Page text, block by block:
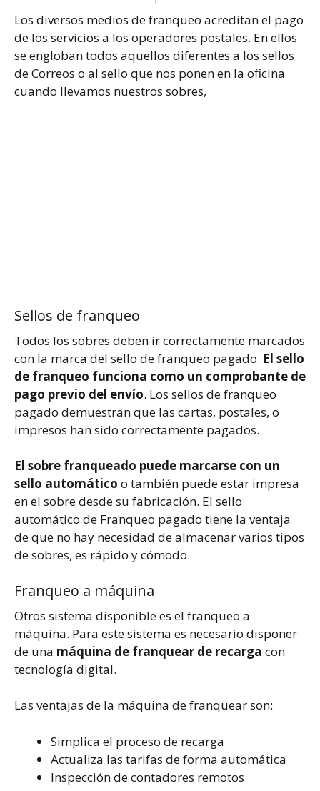
Los diversos medios de franqueo acreditan el pago
de los servicios a los operadores postales. En ellos
se engloban todos aquellos diferentes a los sellos
de Correos o al sello que nos ponen en la oficina
cuando llevamos nuestros sobres,
Sellos de franqueo
Todos los sobres deben ir correctamente marcados
con la marca del sello de franqueo pagado. El sello
de franqueo funciona como un comprobante de
pago previo del envío. Los sellos de franqueo
pagado demuestran que las cartas, postales, o
impresos han sido correctamente pagados.
El sobre franqueado puede marcarse con un
sello automático o también puede estar impresa
en el sobre desde su fabricación. El sello
automático de Franqueo pagado tiene la ventaja
de que no hay necesidad de almacenar varios tipos
de sobres, es rápido y cómodo.
Franqueo a máquina
Otros sistema disponible es el franqueo a
máquina. Para este sistema es necesario disponer
de una máquina de franquear de recarga con
tecnología digital.
Las ventajas de la máquina de franquear son:
Simplica el proceso de recarga
Actualiza las tarifas de forma automática
Inspección de contadores remotos